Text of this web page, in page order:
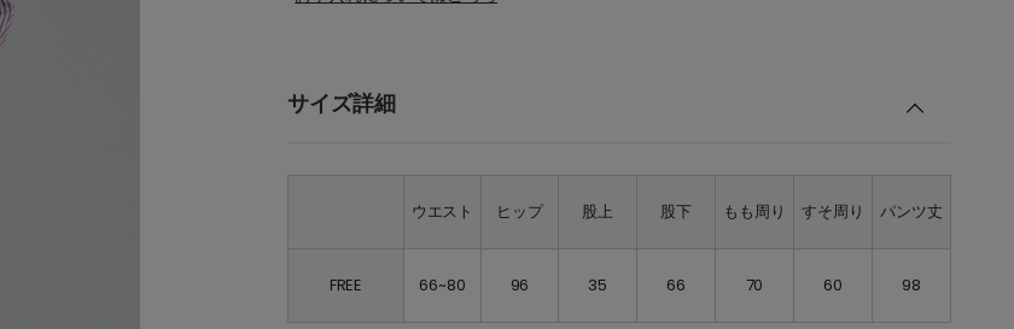
サイズ詳細
ウエスト ヒップ 股上 股下 もも周り すそ周り パンツ丈
FREE 66~80 96 35 66 70 60 98